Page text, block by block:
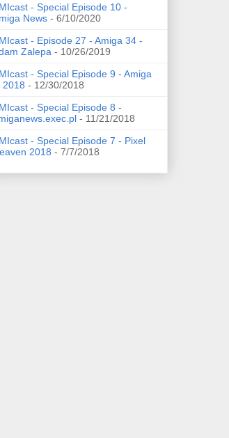
- Special Episode 10 -
News - 6/10/2020
- Episode 27 - Amiga 34 -
Zalepa - 10/26/2019
- Special Episode 9 - Amiga
2018 - 12/30/2018
- Special Episode 8 -
- 11/21/2018
- Special Episode 7 - Pixel
2018 - 7/7/2018